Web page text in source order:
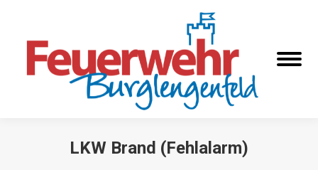
LKW Brand (Fehlalarm)